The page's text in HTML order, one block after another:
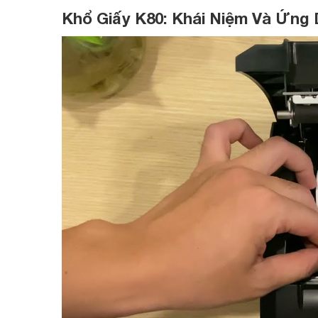
Khổ Giấy K80: Khái Niệm Và Ứng